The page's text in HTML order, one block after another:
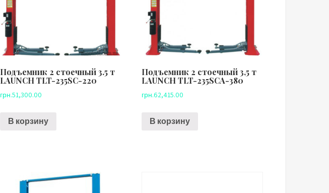
Подъемник 2 стоечный 3.5 т
LAUNCH TLT-235SC-220
грн.51,300.00
В корзину
Подъемник 2 стоечный 3,5 т
LAUNCH TLT-235SCA-380
грн.62,415.00
В корзину